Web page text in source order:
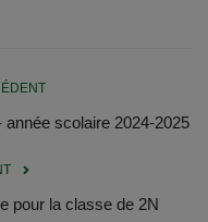
scolaire 2024-2025
pour la classe de 2N